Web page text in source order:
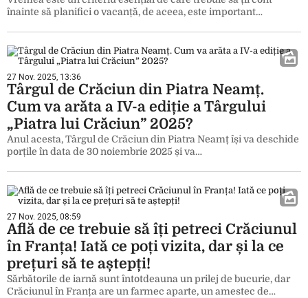
înainte să planifici o vacanță, de aceea, este important…
27 Nov. 2025, 13:36
Târgul de Crăciun din Piatra Neamț.
Cum va arăta a IV-a ediție a Târgului
„Piatra lui Crăciun” 2025?
Anul acesta, Târgul de Crăciun din Piatra Neamț își va deschide
porțile în data de 30 noiembrie 2025 și va…
27 Nov. 2025, 08:59
Află de ce trebuie să îți petreci Crăciunul
în Franța! Iată ce poți vizita, dar și la ce
prețuri să te aștepți!
Sărbătorile de iarnă sunt întotdeauna un prilej de bucurie, dar
Crăciunul în Franța are un farmec aparte, un amestec de…